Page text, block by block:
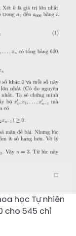
học Tự nhiên
cho 545 chỉ